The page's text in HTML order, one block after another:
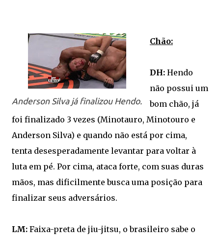
Anderson Silva já finalizou Hendo.
Chão:
DH: Hendo
não possui um
bom chão, já
foi finalizado 3 vezes (Minotauro, Minotouro e
Anderson Silva) e quando não está por cima,
tenta desesperadamente levantar para voltar à
luta em pé. Por cima, ataca forte, com suas duras
mãos, mas dificilmente busca uma posição para
finalizar seus adversários.
LM: Faixa-preta de jiu-jitsu, o brasileiro sabe o